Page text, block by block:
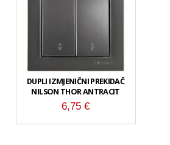
DUPLI IZMJENIČNI PREKIDAČ
NILSON THOR ANTRACIT
6,75€